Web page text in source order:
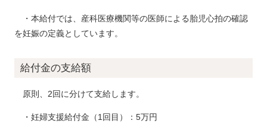
・本給付では、産科医療機関等の医師による胎児心拍の確認
を妊娠の定義としています。
給付金の支給額
原則、2回に分けて支給します。
・妊婦支援給付金（1回目）：5万円